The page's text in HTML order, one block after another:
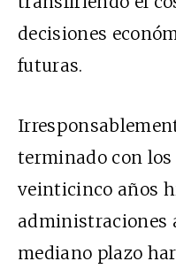
decisiones
futuras.
terminado con
veinticinco años
administraciones
mediano plazo